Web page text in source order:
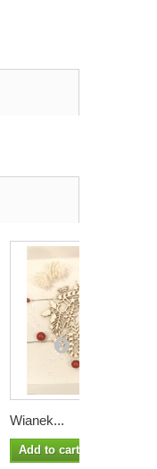
Wianek...
Add to cart